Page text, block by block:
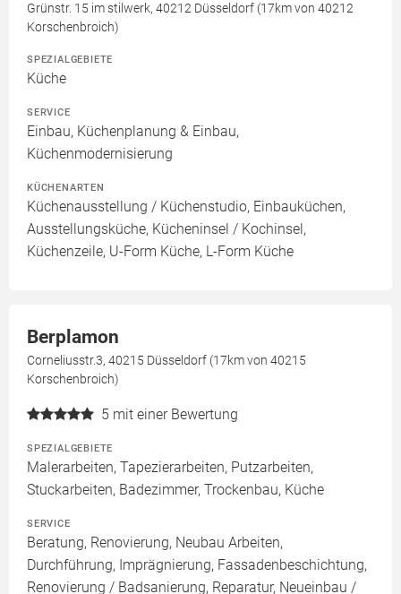
Grünstr. 15 im stilwerk, 40212 Düsseldorf (17km von 40212
Korschenbroich)
SPEZIALGEBIETE
Küche
SERVICE
Einbau, Küchenplanung & Einbau,
Küchenmodernisierung
KÜCHENARTEN
Küchenausstellung / Küchenstudio, Einbauküchen,
Ausstellungsküche, Kücheninsel / Kochinsel,
Küchenzeile, U-Form Küche, L-Form Küche
Berplamon
Corneliusstr.3, 40215 Düsseldorf (17km von 40215
Korschenbroich)
5 mit einer Bewertung
SPEZIALGEBIETE
Malerarbeiten, Tapezierarbeiten, Putzarbeiten,
Stuckarbeiten, Badezimmer, Trockenbau, Küche
SERVICE
Beratung, Renovierung, Neubau Arbeiten,
Durchführung, Imprägnierung, Fassadenbeschichtung,
Renovierung / Badsanierung, Reparatur, Neueinbau /